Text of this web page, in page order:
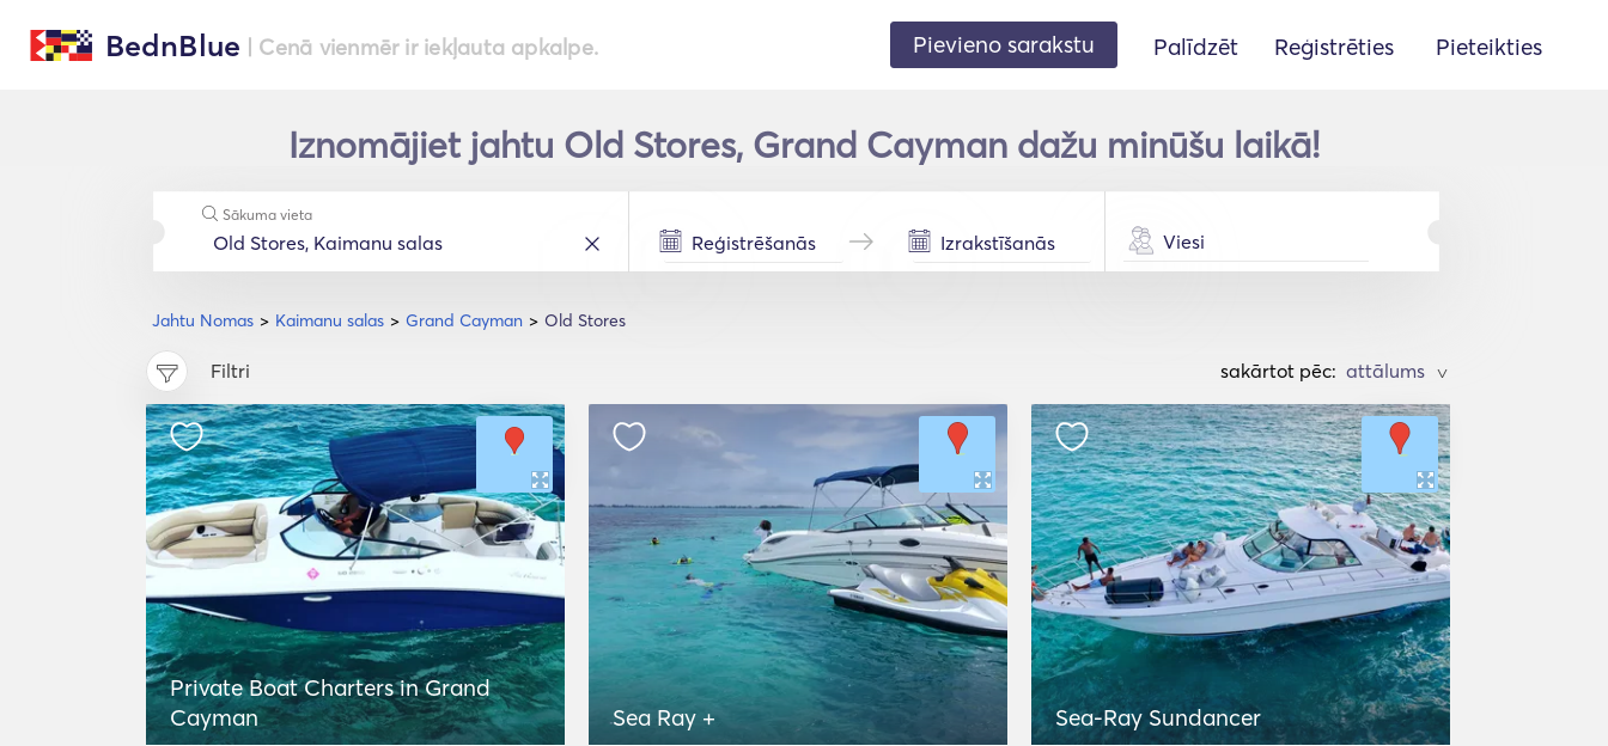
BednBlue | Cenā vienmēr ir iekļauta apkalpe. Pievieno sarakstu Palīdzēt Reģistrēties Pieteikties
Iznomājiet jahtu Old Stores, Grand Cayman dažu minūšu laikā!
Jahtu Nomas Kaimanu salas Grand Cayman Old Stores
Sākuma vieta
Viesi
Filtri sakārtot pēc: >
Private Boat Charters in Grand
Cayman
Sea Ray + Sea-Ray Sundancer